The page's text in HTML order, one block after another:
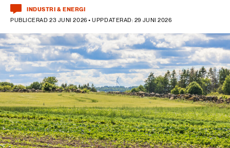
INDUSTRI & ENERGI
PUBLICERAD 23 JUNI 2026 • UPPDATERAD: 29 JUNI 2026